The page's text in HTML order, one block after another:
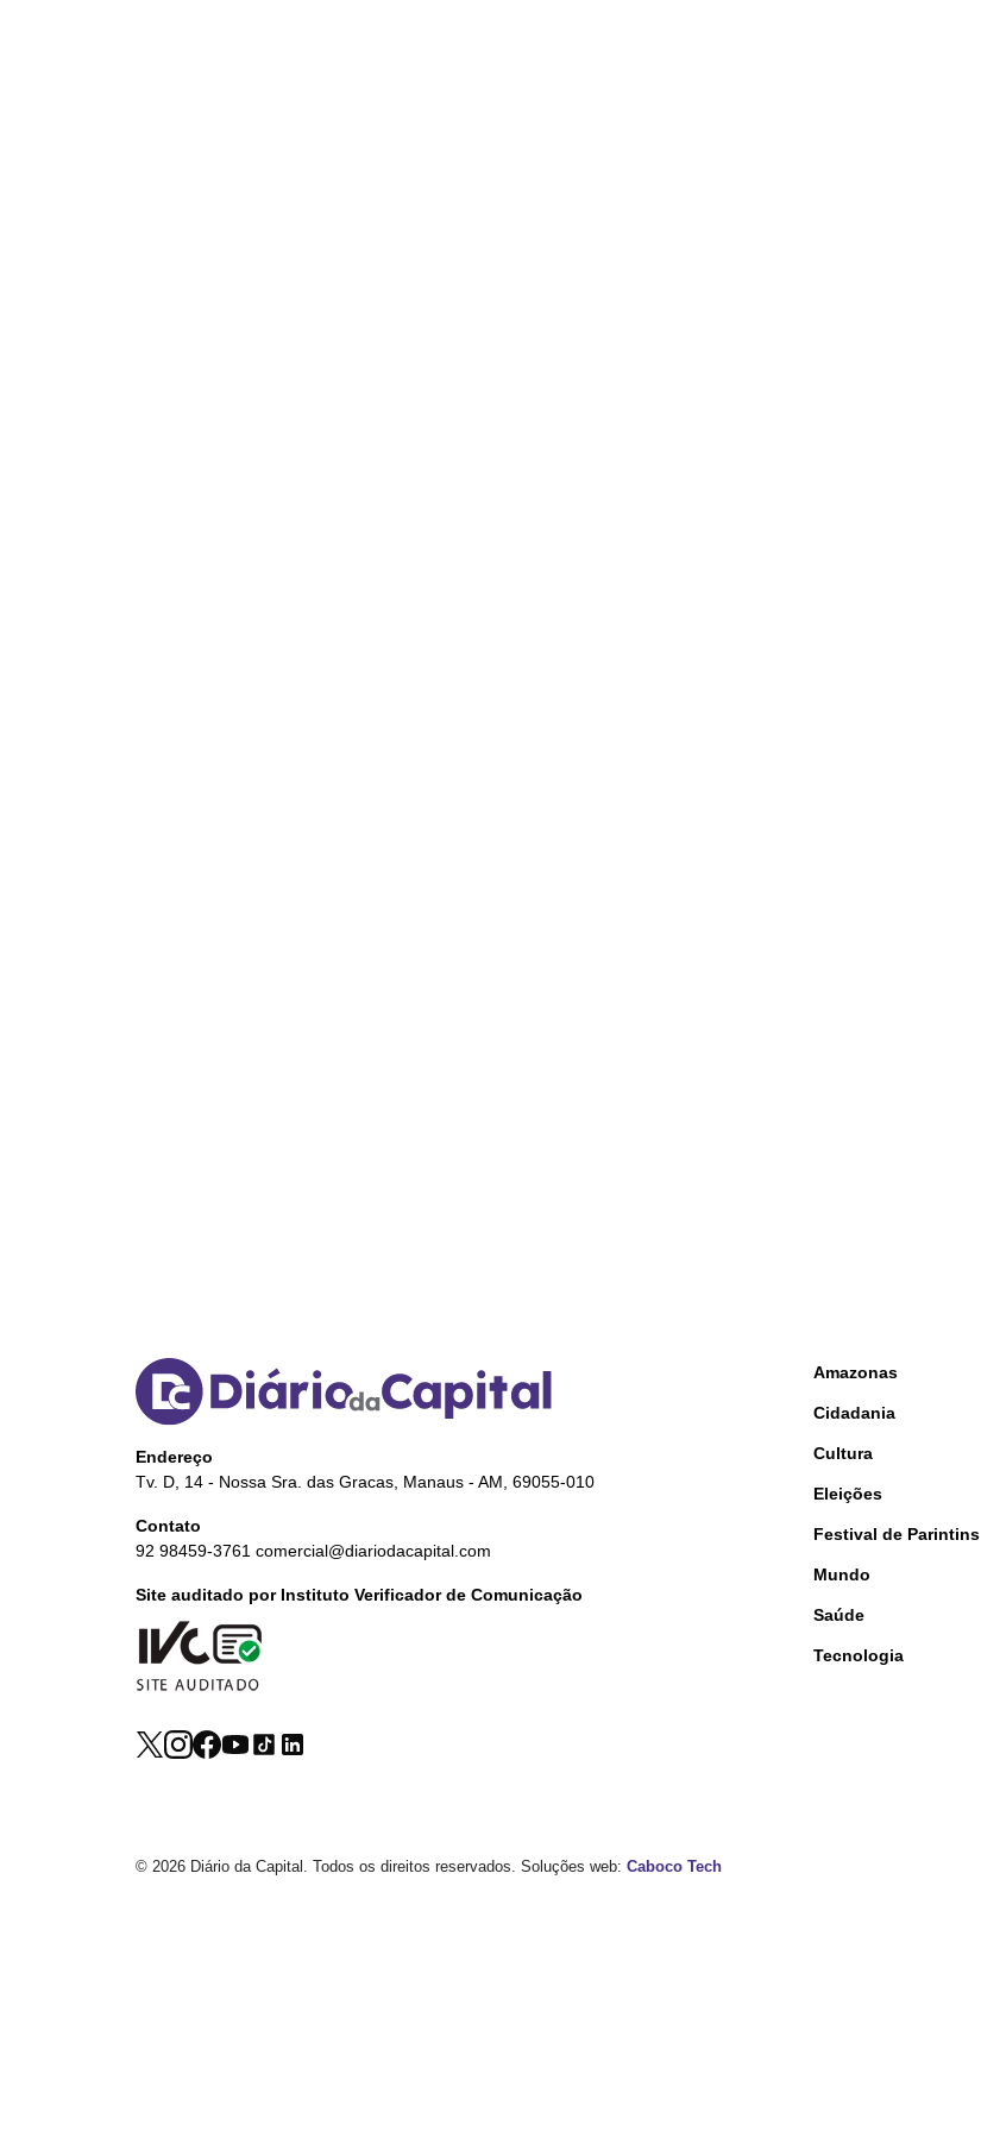
Endereço
Tv. D, 14 - Nossa Sra. das Gracas, Manaus - AM, 69055-010
Contato
92 98459-3761 comercial@diariodacapital.com
Site auditado por Instituto Verificador de Comunicação
Amazonas
Cidadania
Cultura
Eleições
Festival de Parintins
Mundo
Saúde
Tecnologia
© 2026 Diário da Capital. Todos os direitos reservados. Soluções web: Caboco Tech